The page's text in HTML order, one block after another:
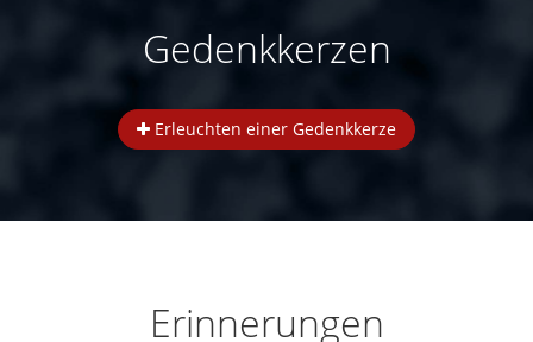
Gedenkkerzen
Erleuchten einer Gedenkkerze
Erinnerungen